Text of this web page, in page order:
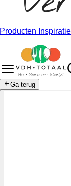
Producten Inspiratie
Ga terug